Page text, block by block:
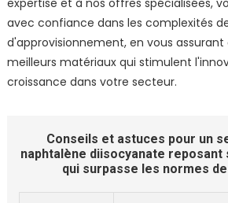
expertise et à nos offres spécialisées,
avec confiance dans les complexités
d'approvisionnement, en vous assurant
meilleurs matériaux qui stimulent
croissance dans votre secteur.
Conseils et astuces pour un
naphtalène diisocyanate reposant
qui surpasse les normes